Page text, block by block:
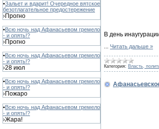
•Зальет и вдарит! Очередное вятское
безотлагательное предостережение
›Прогно
•Всю ночь над Афанасьевом гремело
- и опять!?
›Прогно
•Всю ночь над Афанасьевом гремело
- и опять!?
›28 июл
•Всю ночь над Афанасьевом гремело
- и опять!?
›Пожаро
•Всю ночь над Афанасьевом гремело
- и опять!?
›Жара!
В день
Читать дальше »
Категория: Власть,